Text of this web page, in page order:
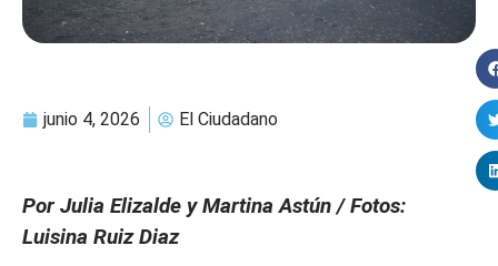
junio 4, 2026 El Ciudadano
Por Julia Elizalde y Martina Astún / Fotos:
Luisina Ruiz Diaz